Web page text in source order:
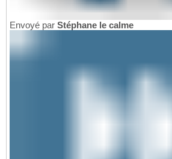
Envoyé par Stéphane le calme